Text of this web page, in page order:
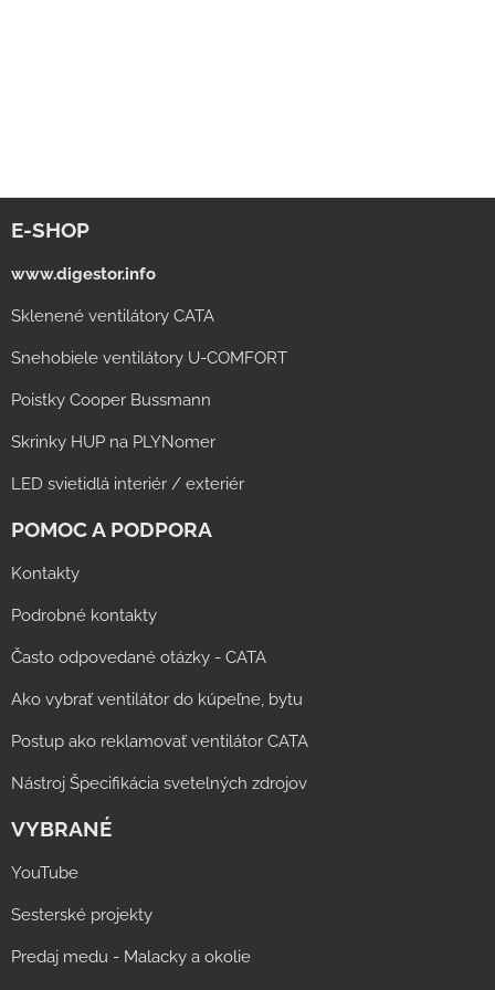
E-SHOP
www.digestor.info
Sklenené ventilátory CATA
Snehobiele ventilátory U-COMFORT
Poistky Cooper Bussmann
Skrinky HUP na PLYNomer
LED svietidlá interiér / exteriér
POMOC A PODPORA
Kontakty
Podrobné kontakty
Často odpovedané otázky - CATA
Ako vybrať ventilátor do kúpeľne, bytu
Postup ako reklamovať ventilátor CATA
Nástroj Špecifikácia svetelných zdrojov
VYBRANÉ
YouTube
Sesterské projekty
Predaj medu - Malacky a okolie